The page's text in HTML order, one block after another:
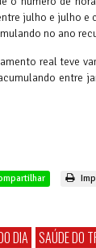
julho e julho e
no ano
real teve
entre
DIA SAÚDE DO